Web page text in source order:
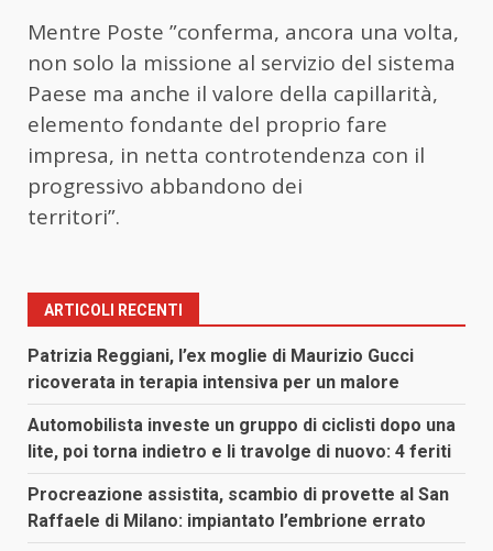
Mentre Poste ”conferma, ancora una volta,
non solo la missione al servizio del sistema
Paese ma anche il valore della capillarità,
elemento fondante del proprio fare
impresa, in netta controtendenza con il
progressivo abbandono dei
territori”.
ARTICOLI RECENTI
Patrizia Reggiani, l’ex moglie di Maurizio Gucci
ricoverata in terapia intensiva per un malore
Automobilista investe un gruppo di ciclisti dopo una
lite, poi torna indietro e li travolge di nuovo: 4 feriti
Procreazione assistita, scambio di provette al San
Raffaele di Milano: impiantato l’embrione errato